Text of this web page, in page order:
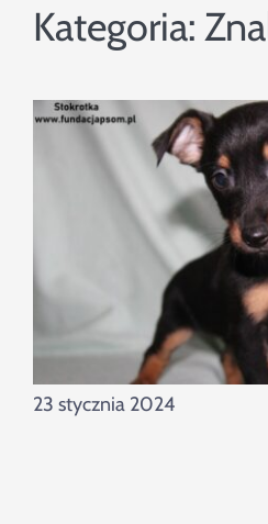
Kategoria:
23 stycznia 2024